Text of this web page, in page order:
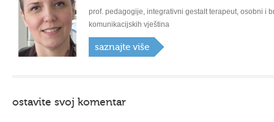
prof. pedagogije, integrativni gestalt terapeut, osobni i
komunikacijskih vještina
saznajte više
ostavite svoj komentar